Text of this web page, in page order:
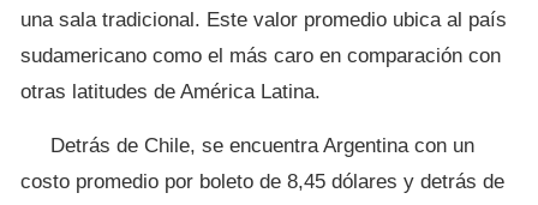
una sala tradicional. Este valor promedio ubica al país
sudamericano como el más caro en comparación con
otras latitudes de América Latina.
Detrás de Chile, se encuentra Argentina con un
costo promedio por boleto de 8,45 dólares y detrás de